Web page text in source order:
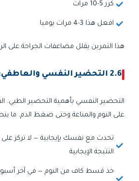
كرر 5-10 مرات
افعل هذا 3-4 مرات يوميا
هذا التمرين يقلل مضاعفات الجراحة على
2.6 التحضير النفسي والعاطفي:
التحضير النفسي بأهمية التحضير الطبي.
على النوم والمناعة وحتى ضغط الدم. ما
تحدث مع نفسك بإيجابية — لا تركز على
النتيجة الإيجابية